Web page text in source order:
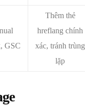
GSC
Thêm thẻ
hreflang chính
xác, tránh trùng
lặp